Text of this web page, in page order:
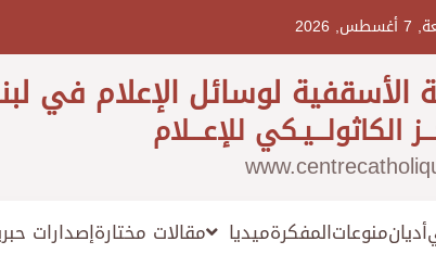
2026
الأسقفية لوسائل الإعلام في
الكاثولـــيـكي للإعـــلام
أديانمنوعاتالمفكرةميديا مقالات مختارةإصدارات